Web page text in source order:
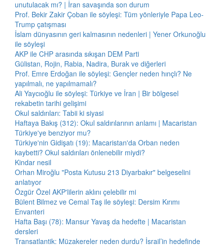
unutulacak mı? | İran savaşında son durum
Prof. Bekir Zakir Çoban ile söyleşi: Tüm yönleriyle Papa Leo-
Trump çatışması
İslam dünyasının geri kalmasının nedenleri | Yener Orkunoğlu
ile söyleşi
AKP ile CHP arasında sıkışan DEM Parti
Gülistan, Rojin, Rabia, Nadira, Burak ve diğerleri
Prof. Emre Erdoğan ile söyleşi: Gençler neden hınçlı? Ne
yapılmalı, ne yapılmamalı?
Ali Yaycıoğlu ile söyleşi: Türkiye ve İran | Bir bölgesel
rekabetin tarihi gelişimi
Okul saldırıları: Tabii ki siyasi
Haftaya Bakış (312): Okul saldırılarının anlamı | Macaristan
Türkiye'ye benziyor mu?
Türkiye'nin Gidişatı (19): Macaristan'da Orban neden
kaybetti? Okul saldırıları önlenebilir miydi?
Kindar nesil
Orhan Miroğlu "Posta Kutusu 213 Diyarbakır" belgeselini
anlatıyor
Özgür Özel AKP'lilerin aklını çelebilir mi
Bülent Bilmez ve Cemal Taş ile söyleşi: Dersim Kırımı
Envanteri
Hafta Başı (78): Mansur Yavaş da hedefte | Macaristan
dersleri
Transatlantik: Müzakereler neden durdu? İsrail’in hedefinde